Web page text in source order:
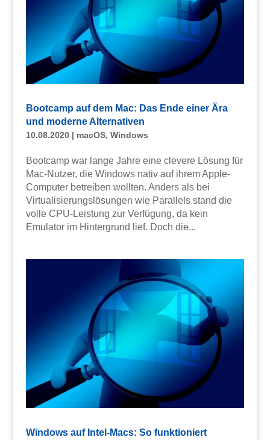
Bootcamp auf dem Mac: Das Ende einer Ära
und moderne Alternativen
10.08.2020| macOS, Windows
Bootcamp war lange Jahre eine clevere Lösung für
Mac-Nutzer, die Windows nativ auf ihrem Apple-
Computer betreiben wollten. Anders als bei
Virtualisierungslösungen wie Parallels stand die
volle CPU-Leistung zur Verfügung, da kein
Emulator im Hintergrund lief. Doch die...
Windows auf Intel-Macs: So funktioniert